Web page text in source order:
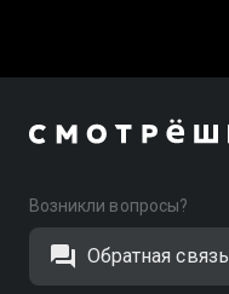
Возникли вопросы?
Обратная связь